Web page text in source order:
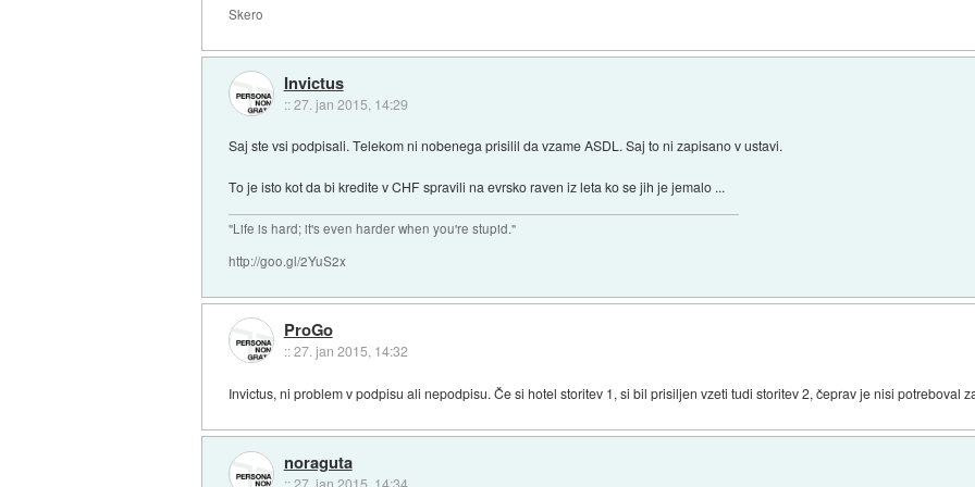
Skero
Invictus
::27. jan 2015, 14:29
Saj ste vsi podpisali. Telekom ni nobenega prisilil da vzame ASDL. Saj to ni zapisano v ustavi.
To je isto kot da bi kredite v CHF spravili na evrsko raven iz leta ko se jih je jemalo ...
"Life is hard; it's even harder when you're stupid."
http://goo.gl/2YuS2x
ProGo
::27. jan 2015, 14:32
Invictus, ni problem v podpisu ali nepodpisu. Če si hotel storitev 1, si bil prisiljen vzeti tudi storitev 2, čeprav je nisi potreboval
noraguta